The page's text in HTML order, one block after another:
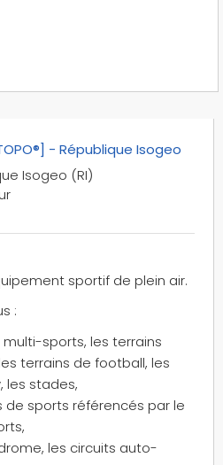
- République Isogeo
Isogeo (RI)
sportif de plein air.
:
sports, les terrains
terrains de football, les
les stades,
de sports référencés par le
les circuits auto-